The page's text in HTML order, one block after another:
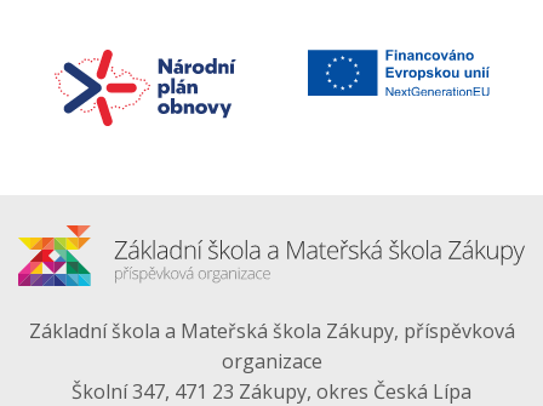
Základní škola a Mateřská škola Zákupy, příspěvková
organizace
Školní 347, 471 23 Zákupy, okres Česká Lípa